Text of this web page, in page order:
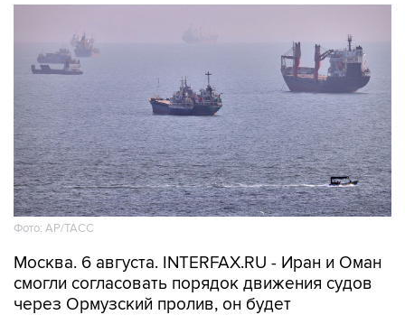
Фото: AP/ТАСС
Москва. 6 августа. INTERFAX.RU - Иран и Оман
через Ормузский пролив, он будет
действовать 60 дней, сообщает в четверг
"Аль-Арабийя" со ссылкой на источник.